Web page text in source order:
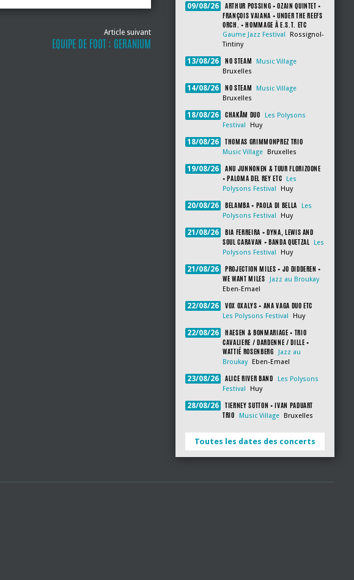
Article suivant
EQUIPE DE FOOT : GERANIUM
09/08/26
ARTHUR POSSING + OZAIN QUINTET +
FRANÇOIS VAIANA + UNDER THE REEFS
ORCH. + HOMMAGE À E.S.T. ETC
Gaume Jazz Festival
Rossignol-
Tintiny
13/08/26 NO STEAM
Music Village
Bruxelles
14/08/26 NO STEAM
Music Village
Bruxelles
18/08/26 CHAKÂM DUO
Les Polysons
Festival
Huy
18/08/26 THOMAS GRIMMONPREZ TRIO
Music Village Bruxelles
19/08/26
ANU JUNNONEN & TUUR FLORIZOONE
+ PALOMA DEL REY ETC
Les
Polysons Festival
Huy
20/08/26 BELAMBA + PAOLA DI BELLA
Les
Polysons Festival
Huy
21/08/26
BIA FERREIRA + DYNA, LEWIS AND
SOUL CARAVAN + BANDA QUETZAL
Les
Polysons Festival
Huy
21/08/26
PROJECTION MILES + JO DIDDEREN +
WE WANT MILES
Jazz au Broukay
Eben-Emael
22/08/26 VOX OXALYS + ANA VAGA DUO ETC
Les Polysons Festival Huy
22/08/26
HAESEN & BONMARIAGE + TRIO
CAVALIERE / DARDENNE / DILLE +
WATTIÉ ROSENBERG
Jazz au
Broukay
Eben-Emael
23/08/26 ALICE RIVER BAND
Les Polysons
Festival
Huy
28/08/26
TIERNEY SUTTON + IVAN PADUART
TRIO
Music Village Bruxelles
Toutes les dates des concerts